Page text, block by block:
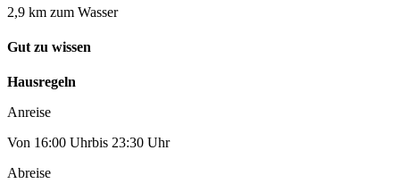
2,9 km zum Wasser
Gut zu wissen
Hausregeln
Anreise
Von 16:00 Uhrbis 23:30 Uhr
Abreise